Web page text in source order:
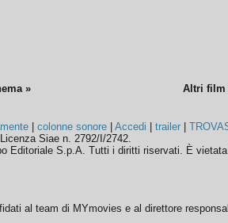
» Altri film
|colonne sonore |Accedi |trailer |
Siae n. 2792/I/2742.
Editoriale S.p.A. Tutti i diritti riservati. È
al team di MYmovies e al direttore